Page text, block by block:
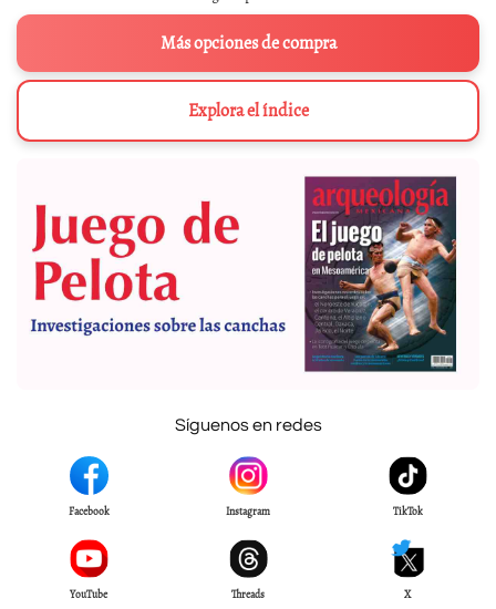
Más opciones de compra
Explora el índice
Síguenos en redes
Facebook Instagram TikTok
YouTube Threads X